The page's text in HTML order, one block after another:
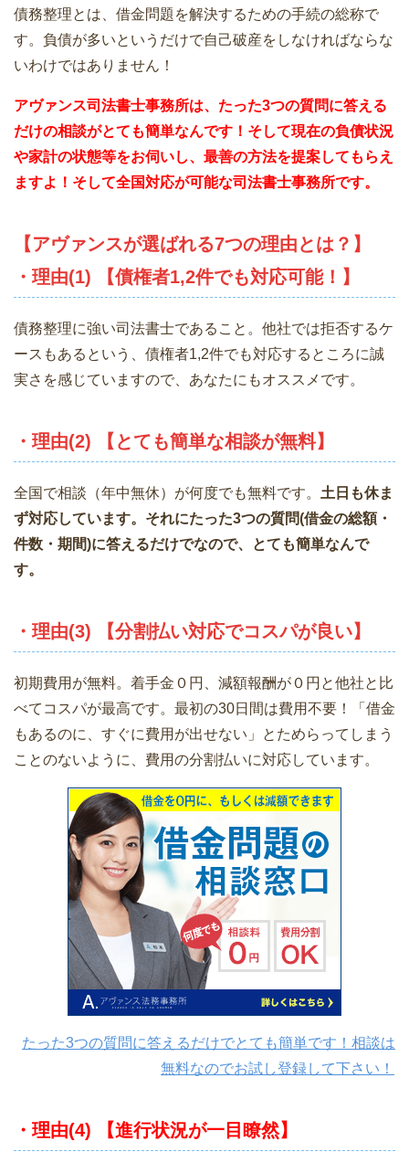
債務整理とは、借金問題を解決するための手続の総称で
す。負債が多いというだけで自己破産をしなければならな
いわけではありません！
アヴァンス司法書士事務所は、 たった3つの質問に答える
だけの相談がとても簡単なんです！そして現在の負債状況
や家計の状態等をお伺いし、最善の方法を提案してもらえ
ますよ！そして全国対応が可能な司法書士事務所です。
【アヴァンスが選ばれる7つの理由とは？】
・理由(1) 【債権者1,2件でも対応可能！】
債務整理に強い司法書士であること。他社では拒否するケ
ースもあるという、債権者1,2件でも対応するところに誠
実さを感じていますので、あなたにもオススメです。
・理由(2) 【とても簡単な相談が無料】
全国で相談（年中無休）が何度でも無料です。 土日も休ま
ず対応しています。それにたった3つの質問(借金の総額・
件数・期間)に答えるだけでなので、とても簡単なんで
す。
・理由(3) 【分割払い対応でコスパが良い】
初期費用が無料。着手金０円、減額報酬が０円と他社と比
べてコスパが最高です。最初の30日間は費用不要！「借金
もあるのに、すぐに費用が出せない」とためらってしまう
ことのないように、費用の分割払いに対応しています。
たった3つの質問に答えるだけでとても簡単です！相談は
無料なのでお試し登録して下さい！
・理由(4) 【進行状況が一目瞭然】